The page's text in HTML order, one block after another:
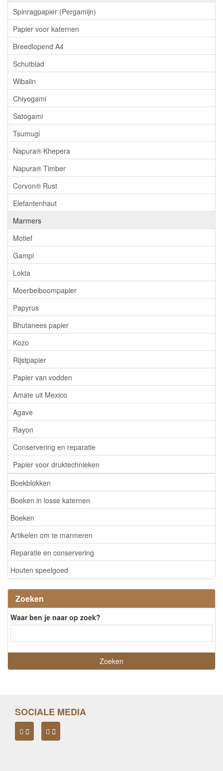
Spinragpapier (Pergamijn)
Papier voor katernen
Breedlopend A4
Schutblad
Wibalin
Chiyogami
Satogami
Tsumugi
Napura® Khepera
Napura® Timber
Corvon® Rust
Elefantenhaut
Marmers
Motief
Gampi
Lokta
Moerbeiboompapier
Papyrus
Bhutanees papier
Kozo
Rijstpapier
Papier van vodden
Amate uit Mexico
Agave
Rayon
Conservering en reparatie
Papier voor druktechnieken
Boekblokken
Boeken in losse katernen
Boeken
Artikelen om te marmeren
Reparatie en conservering
Houten speelgoed
Zoeken
Waar ben je naar op zoek?
SOCIALE MEDIA